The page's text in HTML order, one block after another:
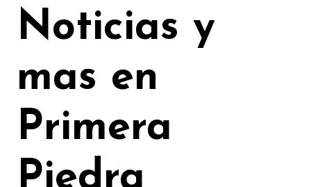
Noticias y
mas en
Primera
Piedra